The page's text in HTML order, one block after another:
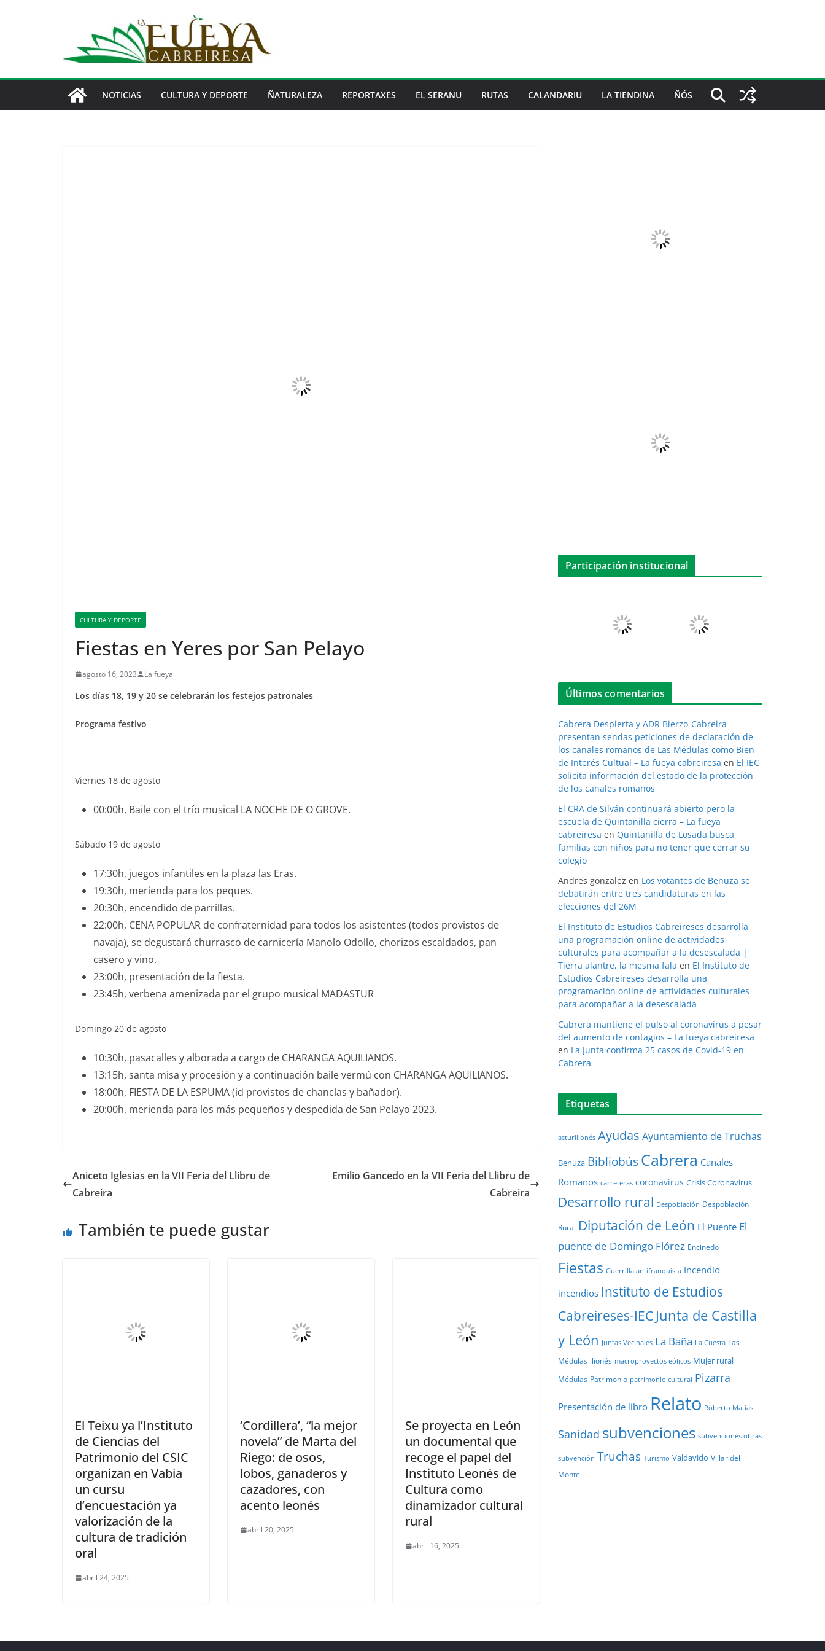
NOTICIAS CULTURA Y DEPORTE ÑATURALEZA REPORTAXES EL SERANU RUTAS CALANDARIU LA TIENDINA ÑÓS
CULTURA Y DEPORTE
Fiestas en Yeres por San Pelayo
agosto 16, 2023 La fueya
Los días 18, 19 y 20 se celebrarán los festejos patronales
Programa festivo
Viernes 18 de agosto
00:00h, Baile con el trío musical LA NOCHE DE O GROVE.
Sábado 19 de agosto
17:30h, juegos infantiles en la plaza las Eras.
19:30h, merienda para los peques.
20:30h, encendido de parrillas.
22:00h, CENA POPULAR de confraternidad para todos los asistentes (todos provistos de
navaja), se degustará churrasco de carnicería Manolo Odollo, chorizos escaldados, pan
casero y vino.
23:00h, presentación de la fiesta.
23:45h, verbena amenizada por el grupo musical MADASTUR
Domingo 20 de agosto
10:30h, pasacalles y alborada a cargo de CHARANGA AQUILIANOS.
13:15h, santa misa y procesión y a continuación baile vermú con CHARANGA AQUILIANOS.
18:00h, FIESTA DE LA ESPUMA (id provistos de chanclas y bañador).
20:00h, merienda para los más pequeños y despedida de San Pelayo 2023.
Aniceto Iglesias en la VII Feria del Llibru de
Cabreira
Emilio Gancedo en la VII Feria del Llibru de
Cabreira
También te puede gustar
El Teixu ya l’Instituto
de Ciencias del
Patrimonio del CSIC
organizan en Vabia
un cursu
d’encuestación ya
valorización de la
cultura de tradición
oral
abril 24, 2025
‘Cordillera’, “la mejor
novela” de Marta del
Riego: de osos,
lobos, ganaderos y
cazadores, con
acento leonés
abril 20, 2025
Se proyecta en León
un documental que
recoge el papel del
Instituto Leonés de
Cultura como
dinamizador cultural
rural
abril 16, 2025
Participación institucional
Últimos comentarios
Cabrera Despierta y ADR Bierzo-Cabreira
presentan sendas peticiones de declaración de
los canales romanos de Las Médulas como Bien
de Interés Cultual – La fueya cabreiresa en El IEC
solicita información del estado de la protección
de los canales romanos
El CRA de Silván continuará abierto pero la
escuela de Quintanilla cierra – La fueya
cabreiresa en Quintanilla de Losada busca
familias con niños para no tener que cerrar su
colegio
Andres gonzalez en Los votantes de Benuza se
debatirán entre tres candidaturas en las
elecciones del 26M
El Instituto de Estudios Cabreireses desarrolla
una programación online de actividades
culturales para acompañar a la desescalada |
Tierra alantre, la mesma fala en El Instituto de
Estudios Cabreireses desarrolla una
programación online de actividades culturales
para acompañar a la desescalada
Cabrera mantiene el pulso al coronavirus a pesar
del aumento de contagios – La fueya cabreiresa
en La Junta confirma 25 casos de Covid-19 en
Cabrera
Etiquetas
asturllionés Ayudas Ayuntamiento de Truchas
Benuza BibliobúsCabrera Canales
Romanos carreteras coronavirus Crisis Coronavirus
Desarrollo rural Despoblación Despoblación
Rural Diputación de León El Puente El
puente de Domingo Flórez Encinedo
Fiestas Guerrilla antifranquista Incendio
incendios Instituto de Estudios
Cabreireses-IEC Junta de Castilla
y León Juntas Vecinales La Baña La Cuesta Las
Médulas llionés macroproyectos eólicos Mujer rural
Médulas Patrimonio patrimonio cultural Pizarra
Presentación de libro Relato Roberto Matías
Sanidad subvenciones subvenciones obras
subvención Truchas Turismo Valdavido Villar del
Monte